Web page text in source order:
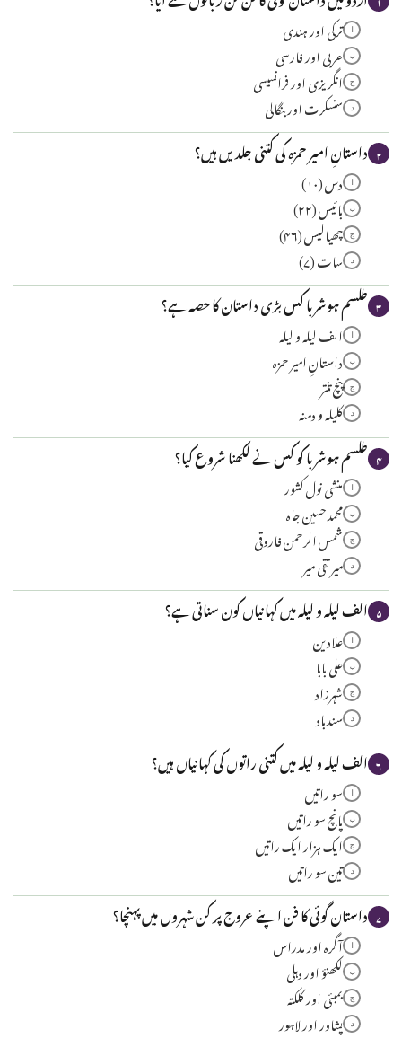
ترکی اور ہندی
ب عربی اور فارسی
ج انگریزی اور فرانسیسی
د سنسکرت اور بنگالی
۲ داستانِ امیر حمزہ کی کتنی جلدیں ہیں؟
دس (۱۰)
ب بائیس (۲۲)
ج چھیالیس (۴۶)
د سات (۷)
۳ طلسم ہوشربا کس بڑی داستان کا حصہ ہے؟
الف لیلہ و لیلہ
ب داستانِ امیر حمزہ
ج پنچ تنتر
د کلیلہ و دمنہ
۴ طلسم ہوشربا کو کس نے لکھنا شروع کیا؟
منشی نول کشور
ب محمد حسین جاہ
ج شمس الرحمن فاروقی
د میر تقی میر
۵ الف لیلہ و لیلہ میں کہانیاں کون سناتی ہے؟
علادین
ب علی بابا
ج شہرزاد
د سندباد
۶ الف لیلہ و لیلہ میں کتنی راتوں کی کہانیاں ہیں؟
سو راتیں
ب پانچ سو راتیں
ج ایک ہزار ایک راتیں
د تین سو راتیں
۷ داستان گوئی کا فن اپنے عروج پر کن شہروں میں پہنچا؟
آگرہ اور مدراس
ب لکھنؤ اور دہلی
ج بمبئی اور کلکتہ
د پشاور اور لاہور